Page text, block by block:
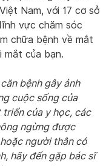
Nam, với 17 cơ sở
vực chăm sóc
chữa bệnh về mắt
của bạn.
bệnh gây ảnh
cuộc sống của
triển của y học, các
ngừng được
người thân có
hãy đến gặp bác sĩ